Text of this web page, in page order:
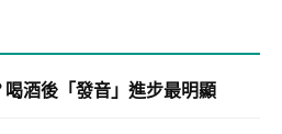
酒後「發音」進步最明顯